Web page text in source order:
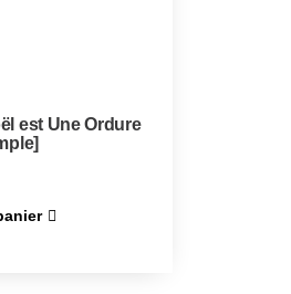
est Une Ordure